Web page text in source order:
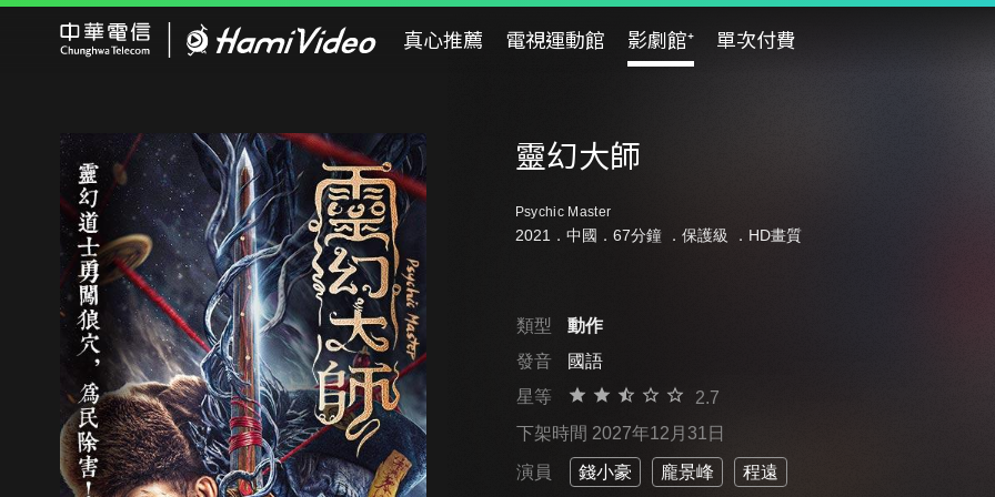
真心推薦 電視運動館 影劇館⁺ 單次付費
靈幻大師
Psychic Master
2021．中國．67分鐘 ． 保護級 ．HD畫質
類型
動作
發音
國語
星等
2.7
下架時間 2027年12月31日
演員 錢小豪 龐景峰 程遠